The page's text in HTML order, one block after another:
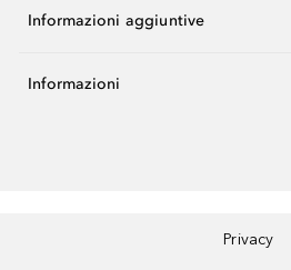
Informazioni aggiuntive
Informazioni
Privacy